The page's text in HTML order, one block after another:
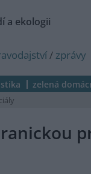
a ekologii
/ zprávy
zelená